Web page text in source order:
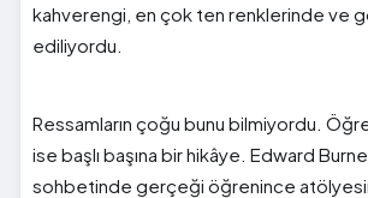
kahverengi, en çok ten renklerinde ve
ediliyordu.
Ressamların çoğu bunu bilmiyordu.
ise başlı başına bir hikâye. Edward
sohbetinde gerçeği öğrenince